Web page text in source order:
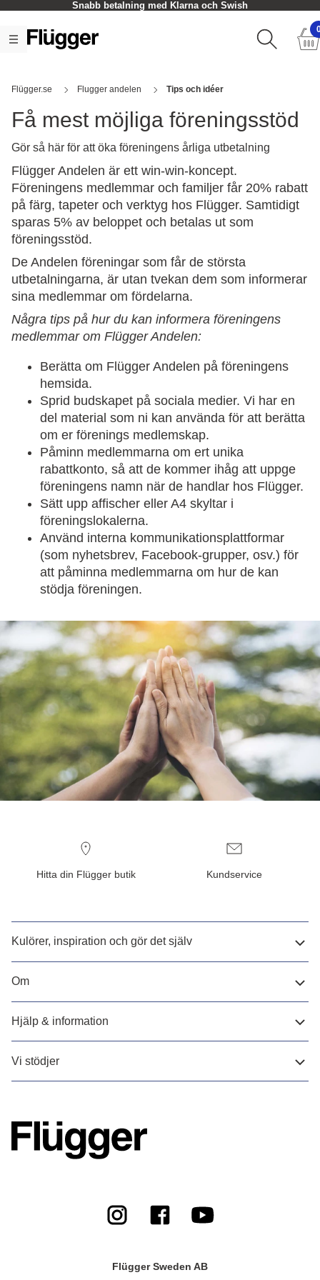
Snabb betalning med Klarna och Swish
Flügger.se Flugger andelen Tips och idéer
Få mest möjliga föreningsstöd
Gör så här för att öka föreningens årliga utbetalning
Flügger Andelen är ett win-win-koncept.
Föreningens medlemmar och familjer får 20% rabatt
på färg, tapeter och verktyg hos Flügger. Samtidigt
sparas 5% av beloppet och betalas ut som
föreningsstöd.
De Andelen föreningar som får de största
utbetalningarna, är utan tvekan dem som informerar
sina medlemmar om fördelarna.
Några tips på hur du kan informera föreningens
medlemmar om Flügger Andelen:
Berätta om Flügger Andelen på föreningens
hemsida.
Sprid budskapet på sociala medier. Vi har en
del material som ni kan använda för att berätta
om er förenings medlemskap.
Påminn medlemmarna om ert unika
rabattkonto, så att de kommer ihåg att uppge
föreningens namn när de handlar hos Flügger.
Sätt upp affischer eller A4 skyltar i
föreningslokalerna.
Använd interna kommunikationsplattformar
(som nyhetsbrev, Facebook-grupper, osv.) för
att påminna medlemmarna om hur de kan
stödja föreningen.
Hitta din Flügger butik Kundservice
Kulörer, inspiration och gör det själv
Om
Hjälp & information
Vi stödjer
Flügger Sweden AB